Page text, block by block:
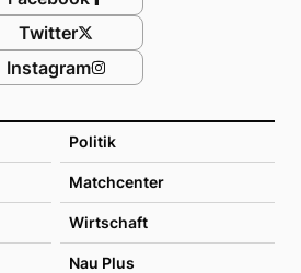
Politik
Matchcenter
Wirtschaft
Nau Plus
Twitter
Instagram